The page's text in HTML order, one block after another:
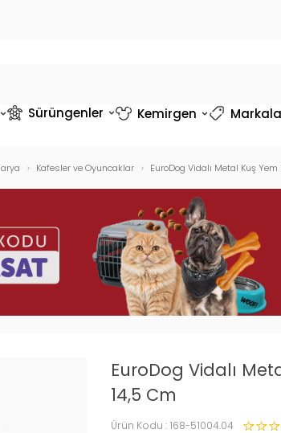
Sürüngenler Kemirgen
Kafesler ve Oyuncaklar EuroDog Vidalı Metal Kuş Yem
EuroDog Vidalı
14,5 Cm
Ürün Kodu : 168-51004.04